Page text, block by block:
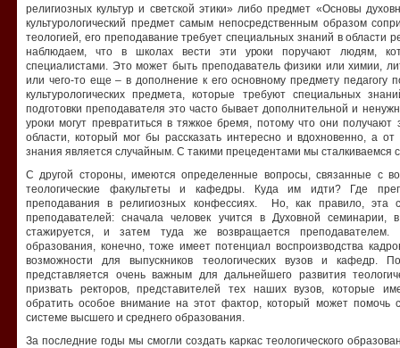
религиозных культур и светской этики» либо предмет «Основы
культурологический предмет самым непосредственным образом
теологией, его преподавание требует специальных знаний в области
наблюдаем, что в школах вести эти уроки поручают людям,
специалистами. Это может быть преподаватель физики или химии,
или чего-то еще – в дополнение к его основному предмету педагогу
культурологических предмета, которые требуют специальных
подготовки преподавателя это часто бывает дополнительной и
уроки могут превратиться в тяжкое бремя, потому что они
области, который мог бы рассказать интересно и вдохновенно, а
знания является случайным. С такими прецедентами мы сталкиваемся
С другой стороны, имеются определенные вопросы, связанные с
теологические факультеты и кафедры. Куда им идти? Где
преподавания в религиозных конфессиях. Но, как правило, эта
преподавателей: сначала человек учится в Духовной семинарии,
стажируется, и затем туда же возвращается преподавателем.
образования, конечно, тоже имеет потенциал воспроизводства
возможности для выпускников теологических вузов и кафедр.
представляется очень важным для дальнейшего развития
призвать ректоров, представителей тех наших вузов, которые
обратить особое внимание на этот фактор, который может помочь
системе высшего и среднего образования.
За последние годы мы смогли создать каркас теологического